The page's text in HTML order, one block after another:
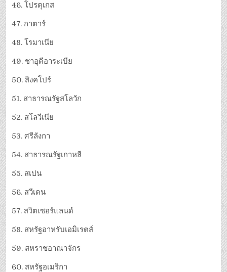
46. โปรตุเกส
47. กาตาร์
48. โรมาเนีย
49. ชาอุดีอาระเบีย
50. สิงคโปร์
51. สาธารณรัฐสโลวัก
52. สโลวีเนีย
53. ศรีลังกา
54. สาธารณรัฐเกาหลี
55. สเปน
56. สวีเดน
57. สวิตเซอร์แลนด์
58. สหรัฐอาหรับเอมิเรตส์
59. สหราชอาณาจักร
60. สหรัฐอเมริกา